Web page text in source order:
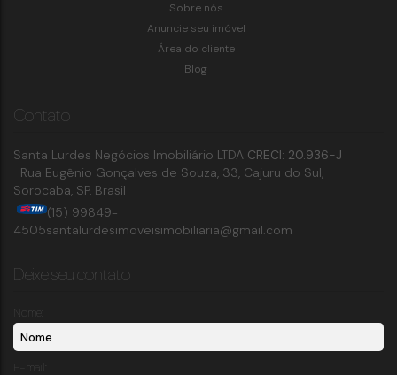
Sobre nós
Anuncie seu imóvel
Área do cliente
Blog
Contato
Santa Lurdes Negócios Imobiliário LTDA CRECI: 20.936-J
Rua Eugênio Gonçalves de Souza, 33, Cajuru do Sul,
Sorocaba, SP, Brasil
(15) 99849-
4505santalurdesimoveisimobiliaria@gmail.com
Deixe seu contato
Nome:
E-mail: